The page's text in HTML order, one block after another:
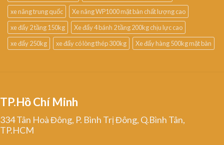
xe nâng trung quốc
Xe nâng WP1000 mặt bàn chất lượng cao
xe đẩy 2 tầng 150kg
Xe đẩy 4 bánh 2 tầng 200kg chịu lực cao
xe đẩy 250kg
xe đẩy có lòng thép 300kg Xe đẩy hàng 500kg mặt bàn
TP.Hồ Chí Minh
334 Tân Hoà Đông, P. Bình Trị Đông, Q.Bình Tân,
TP.HCM